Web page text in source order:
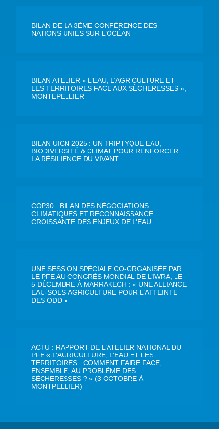
BILAN DE LA 3ÈME CONFÉRENCE DES
NATIONS UNIES SUR L’OCÉAN
BILAN ATELIER « L’EAU, L’AGRICULTURE ET
LES TERRITOIRES FACE AUX SÈCHERESSES »,
MONTEPELLIER
BILAN UICN 2025 : UN TRIPTYQUE EAU,
BIODIVERSITÉ & CLIMAT POUR RENFORCER
LA RÉSILIENCE DU VIVANT
COP30 : BILAN DES NÉGOCIATIONS
CLIMATIQUES ET RECONNAISSANCE
CROISSANTE DES ENJEUX DE L’EAU
UNE SESSION SPÉCIALE CO-ORGANISÉE PAR
LE PFE AU CONGRÈS MONDIAL DE L’IWRA, LE
5 DÉCEMBRE À MARRAKECH : « UNE ALLIANCE
EAU-SOLS-AGRICULTURE POUR L’ATTEINTE
DES ODD »
ACTU : RAPPORT DE L’ATELIER NATIONAL DU
PFE « L’AGRICULTURE, L’EAU ET LES
TERRITOIRES : COMMENT FAIRE FACE,
ENSEMBLE, AU PROBLÈME DES
SÉCHERESSES ? » (3 OCTOBRE À
MONTPELLIER)